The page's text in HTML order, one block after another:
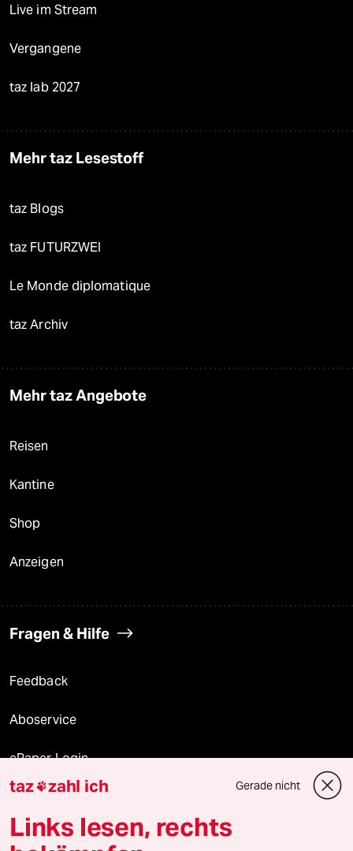
Live im Stream
Vergangene
taz lab 2027
Mehr taz Lesestoff
taz Blogs
taz FUTURZWEI
Le Monde diplomatique
taz Archiv
Mehr taz Angebote
Reisen
Kantine
Shop
Anzeigen
Fragen & Hilfe
Feedback
Aboservice
ePaper Login
Downloads für Abonnierende
taz zahl ich Gerade nicht
Links lesen, rechts